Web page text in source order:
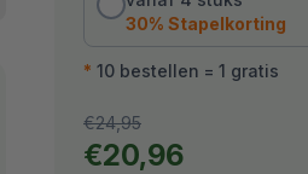
30% Stapelkorting
* 10 bestellen = 1 gratis
Uw totaal
Originele prijs:
€24,95
Uw totaal:
€20,96